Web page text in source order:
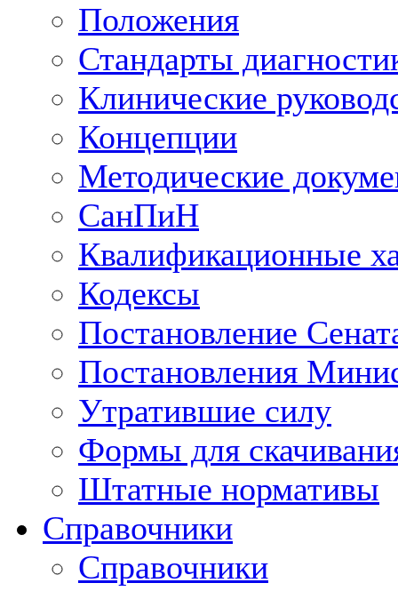
Положения
Стандарты
Клинические
Концепции
Методические
СанПиН
Квалификационные
Кодексы
Постановление
Постановления
Утратившие силу
Формы для
Штатные нормативы
Справочники
Справочники